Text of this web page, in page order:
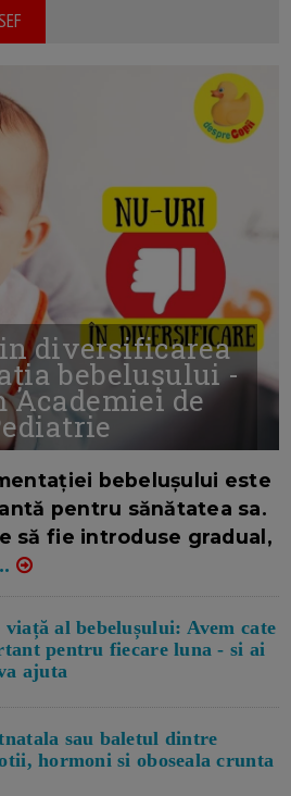
diversificarea
bebelușului -
Academiei de
bebelușului este
pentru sănătatea sa.
să fie introduse gradual,
al bebelușului: Avem cate
pentru fiecare luna - si ai
ajuta
sau baletul dintre
hormoni si oboseala crunta